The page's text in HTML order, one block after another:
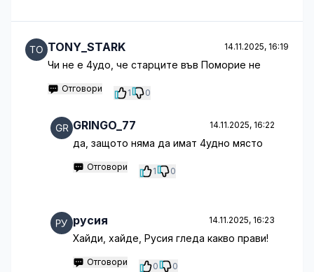
TONY_STARK 14.11.2025, 16:19
Чи не е 4удо, че старците във Поморие не
Отговори 1 0
GRINGO_77 14.11.2025, 16:22
да, защото няма да имат 4удно място
Отговори 1 0
русия 14.11.2025, 16:23
Хайди, хайде, Русия гледа какво прави!
Отговори 0 0